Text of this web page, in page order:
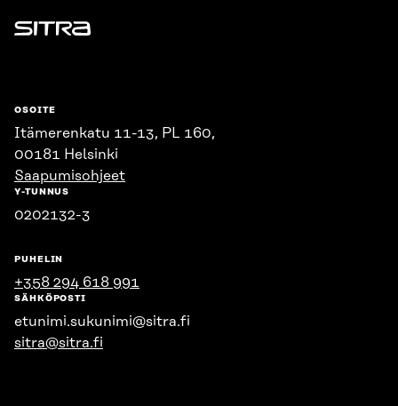
Sitra
OSOITE
Itämerenkatu 11-13, PL 160,
00181 Helsinki
Saapumisohjeet
Y-TUNNUS
0202132-3
PUHELIN
+358 294 618 991
SÄHKÖPOSTI
etunimi.sukunimi@sitra.fi
sitra@sitra.fi